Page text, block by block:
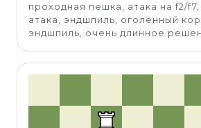
проходная пешка, атака на f2/
атака, эндшпиль, оголённый
эндшпиль, очень длинное